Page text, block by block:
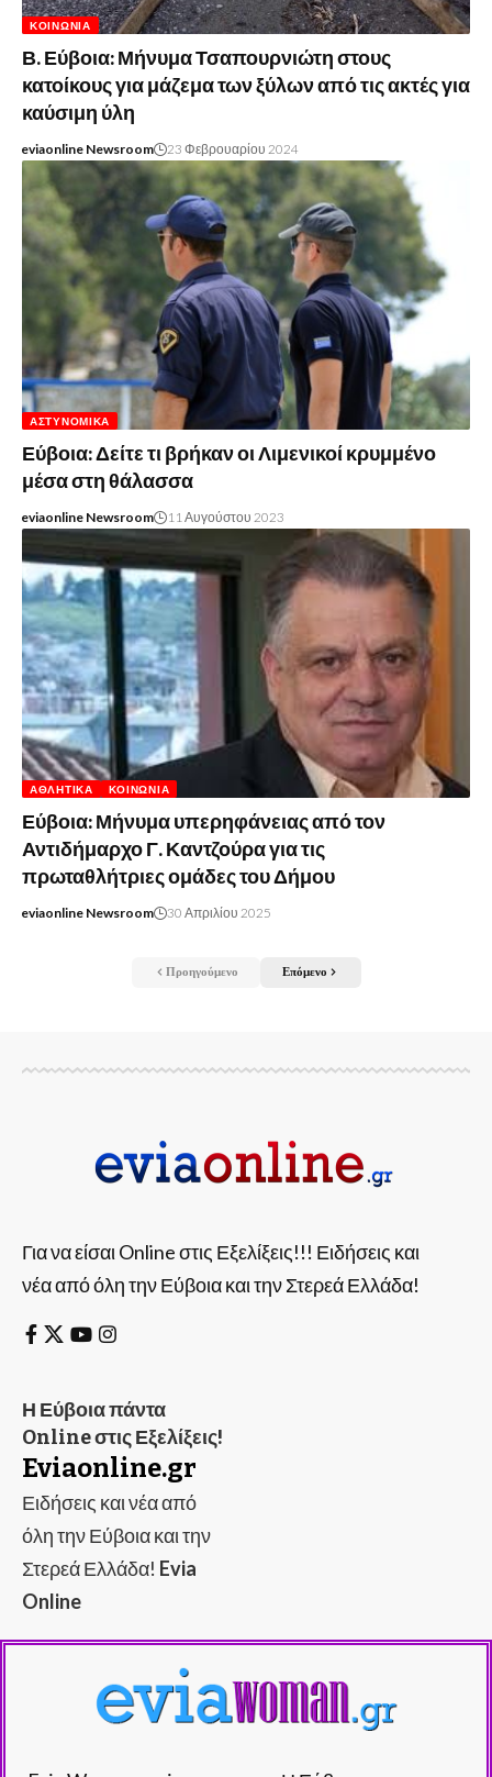
ΚΟΙΝΩΝΊΑ
Β. Εύβοια: Μήνυμα Τσαπουρνιώτη στους
κατοίκους για μάζεμα των ξύλων από τις ακτές για
καύσιμη ύλη
eviaonline Newsroom 23 Φεβρουαρίου 2024
ΑΣΤΥΝΟΜΙΚΆ
Εύβοια: Δείτε τι βρήκαν οι Λιμενικοί κρυμμένο
μέσα στη θάλασσα
eviaonline Newsroom 11 Αυγούστου 2023
ΑΘΛΗΤΙΚΆ ΚΟΙΝΩΝΊΑ
Εύβοια: Μήνυμα υπερηφάνειας από τον
Αντιδήμαρχο Γ. Καντζούρα για τις
πρωταθλήτριες ομάδες του Δήμου
eviaonline Newsroom 30 Απριλίου 2025
Προηγούμενο Επόμενο
Για να είσαι Online στις Εξελίξεις!!! Ειδήσεις και
νέα από όλη την Εύβοια και την Στερεά Ελλάδα!
Η Εύβοια πάντα
Online στις Εξελίξεις!
Eviaonline.gr
Ειδήσεις και νέα από
όλη την Εύβοια και την
Στερεά Ελλάδα! Evia
Online